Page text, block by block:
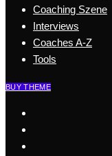
Coaching Szene
Interviews
Coaches A-Z
Tools
BUY THEME